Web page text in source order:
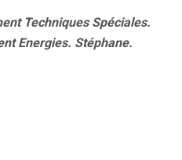
Techniques Spéciales.
Energies. Stéphane.